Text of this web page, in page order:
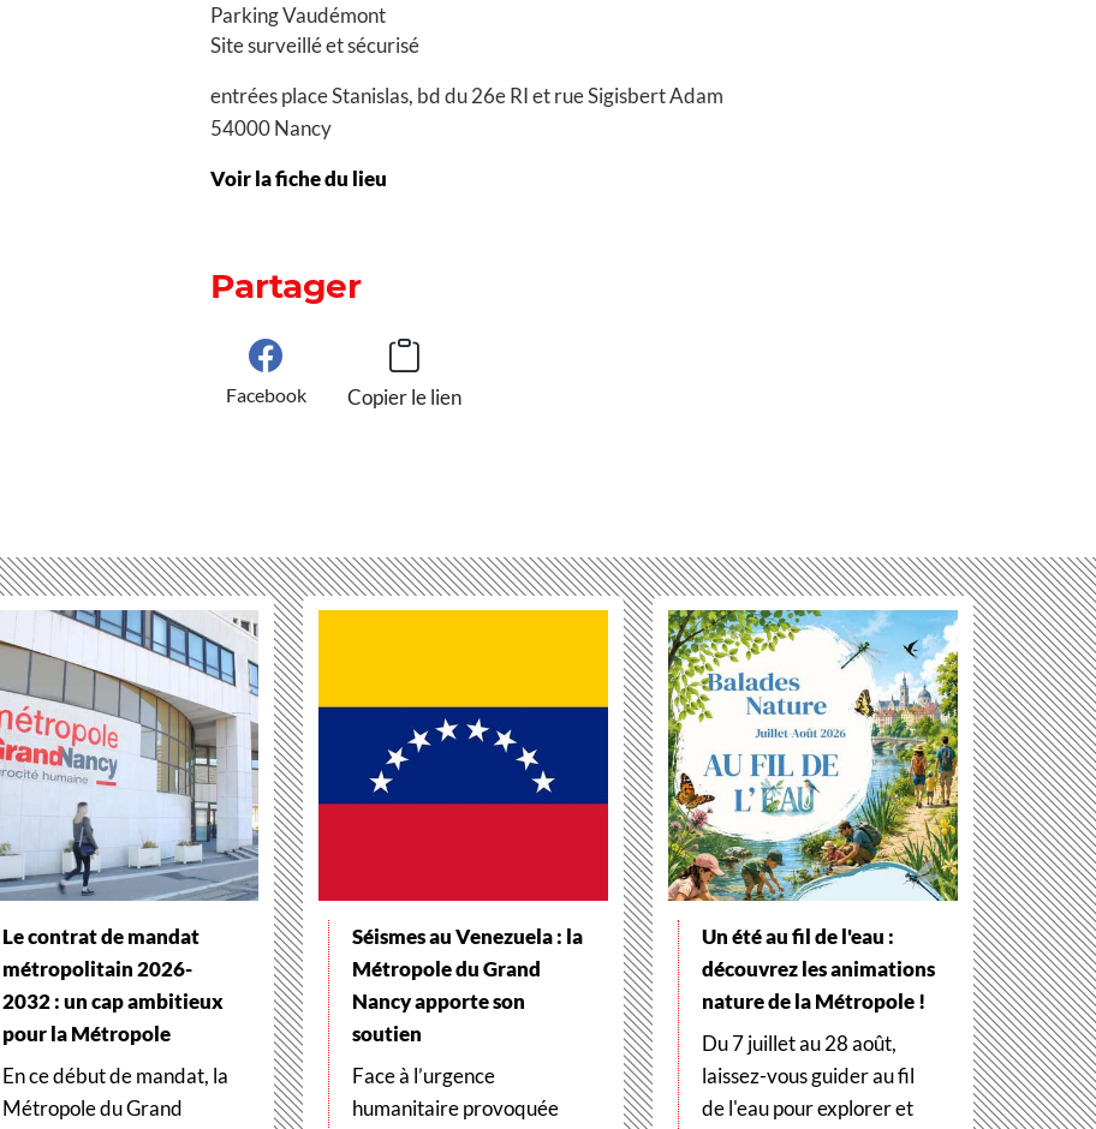
Parking Vaudémont
Site surveillé et sécurisé
entrées place Stanislas, bd du 26e RI et rue Sigisbert Adam
54000 Nancy
Voir la fiche du lieu
Partager
Facebook Copier le lien
Le contrat de mandat
métropolitain 2026-
2032 : un cap ambitieux
pour la Métropole
En ce début de mandat, la
Métropole du Grand
Séismes au Venezuela : la
Métropole du Grand
Nancy apporte son
soutien
Face à l’urgence
humanitaire provoquée
Un été au fil de l'eau :
découvrez les animations
nature de la Métropole !
Du 7 juillet au 28 août,
laissez-vous guider au fil
de l'eau pour explorer et